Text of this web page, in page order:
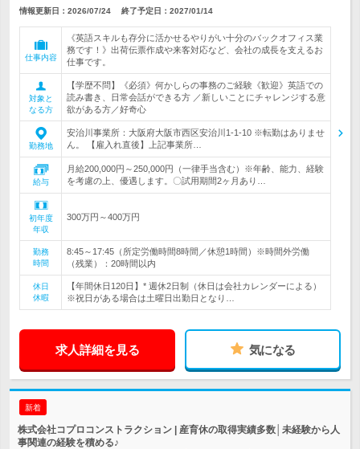
情報更新日：2026/07/24 終了予定日： 2027/01/14
仕事内容
《英語スキルも存分に活かせるやりがい十分のバックオフィス業
務です！》出荷伝票作成や来客対応など、会社の成長を支えるお
仕事です。
対象と
なる方
【学歴不問】《必須》何かしらの事務のご経験《歓迎》英語での
読み書き、日常会話ができる方 ／新しいことにチャレンジする意
欲がある方／好奇心
勤務地
安治川事業所：大阪府大阪市西区安治川1-1-10 ※転勤はありませ
ん。 【雇入れ直後】上記事業所…
給与
月給200,000円～250,000円（一律手当含む）※年齢、能力、経験
を考慮の上、優遇します。〇試用期間2ヶ月あり…
初年度
年収
300万円～400万円
勤務
時間
8:45～17:45（所定労働時間8時間／休憩1時間）※時間外労働
（残業）：20時間以内
休日
休暇
【年間休日120日】* 週休2日制（休日は会社カレンダーによる）
※祝日がある場合は土曜日出勤日となり…
求人詳細を見る 気になる
新着
株式会社コプロコンストラクション | 産育休の取得実績多数│未経験から人
事関連の経験を積める♪